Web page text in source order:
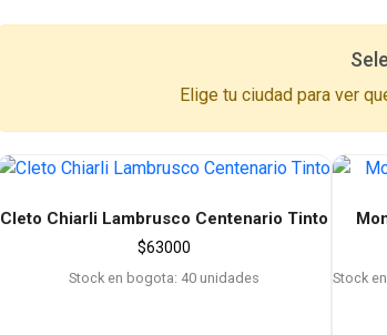
Elige tu ciudad para ver
Cleto Chiarli Lambrusco Centenario Tinto
$63000
Stock en bogota: 40 unidades Stock